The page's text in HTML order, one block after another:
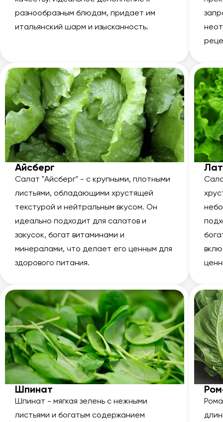
разнообразным блюдам, придает им
итальянский шарм и изысканность.
Айсберг
Салат "Айсберг" - с крупными, плотными
листьями, обладающими хрустящей
текстурой и нейтральным вкусом. Он
идеально подходит для салатов и
закусок, богат витаминами и
минералами, что делает его ценным для
здорового питания.
Шпинат
Шпинат - мягкая зелень с нежными
листьями и богатым содержанием